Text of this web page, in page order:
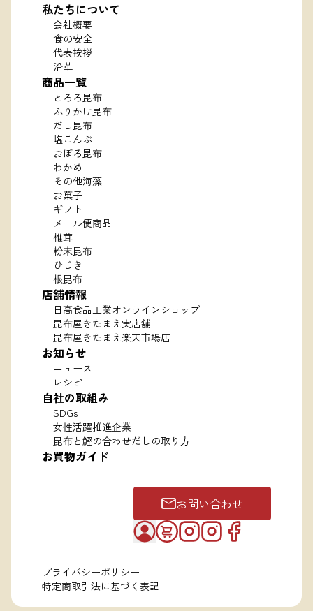
私たちについて
会社概要
食の安全
代表挨拶
沿革
商品一覧
とろろ昆布
ふりかけ昆布
だし昆布
塩こんぶ
おぼろ昆布
わかめ
その他海藻
お菓子
ギフト
メール便商品
椎茸
粉末昆布
ひじき
根昆布
店舗情報
日高食品工業オンラインショップ
昆布屋きたまえ実店舗
昆布屋きたまえ楽天市場店
お知らせ
ニュース
レシピ
自社の取組み
SDGs
女性活躍推進企業
昆布と鰹の合わせだしの取り方
お買物ガイド
お問い合わせ
プライバシーポリシー
特定商取引法に基づく表記